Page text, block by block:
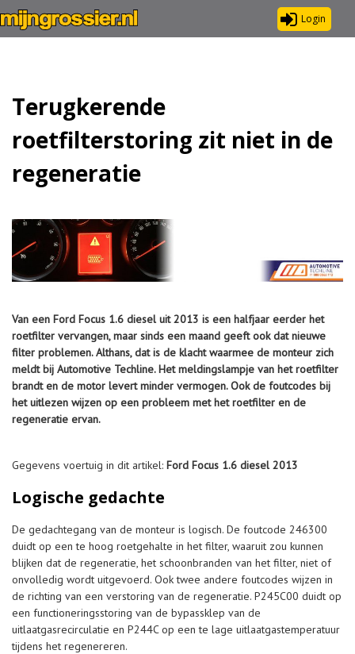
Login
Terugkerende
roetfilterstoring zit niet in de
regeneratie
Van een Ford Focus 1.6 diesel uit 2013 is een halfjaar eerder het
roetfilter vervangen, maar sinds een maand geeft ook dat nieuwe
filter problemen. Althans, dat is de klacht waarmee de monteur zich
meldt bij Automotive Techline. Het meldingslampje van het roetfilter
brandt en de motor levert minder vermogen. Ook de foutcodes bij
het uitlezen wijzen op een probleem met het roetfilter en de
regeneratie ervan.
Gegevens voertuig in dit artikel: Ford Focus 1.6 diesel 2013
Logische gedachte
De gedachtegang van de monteur is logisch. De foutcode 246300
duidt op een te hoog roetgehalte in het filter, waaruit zou kunnen
blijken dat de regeneratie, het schoonbranden van het filter, niet of
onvolledig wordt uitgevoerd. Ook twee andere foutcodes wijzen in
de richting van een verstoring van de regeneratie. P245C00 duidt op
een functioneringsstoring van de bypassklep van de
uitlaatgasrecirculatie en P244C op een te lage uitlaatgastemperatuur
tijdens het regenereren.